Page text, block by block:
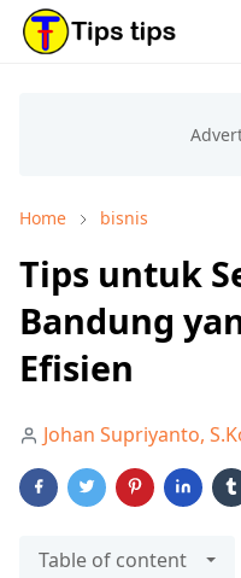
Home bisnis
Tips untuk
Bandung
Efisien
Johan Supriyanto,
Table of content